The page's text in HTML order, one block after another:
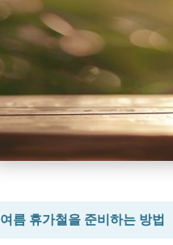
시니어 건강 정보
여름 휴가철을 준비하는 방법